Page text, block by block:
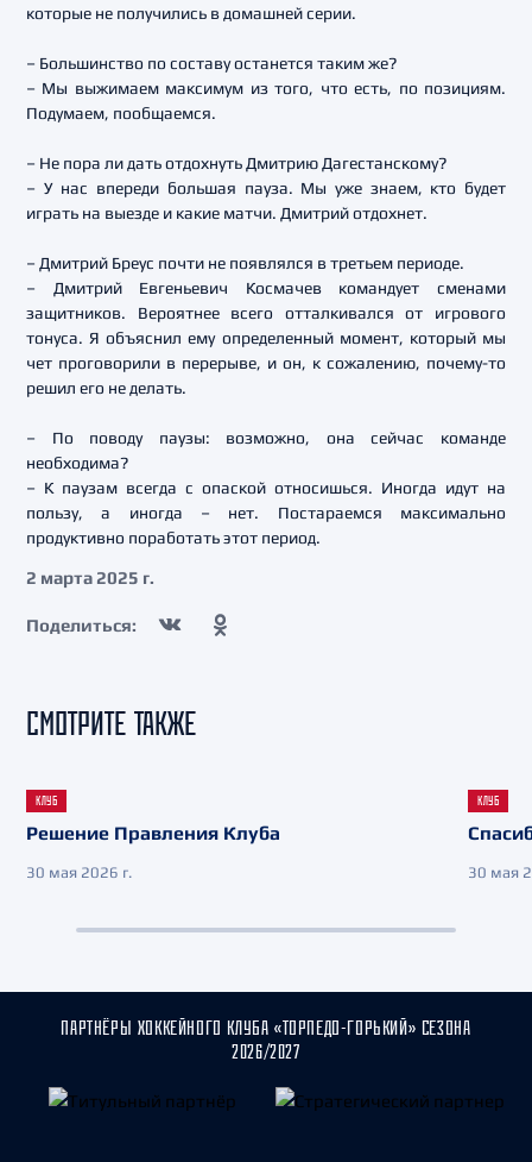
которые не получились в домашней серии.
– Большинство по составу останется таким же?
– Мы выжимаем максимум из того, что есть, по позициям.
Подумаем, пообщаемся.
– Не пора ли дать отдохнуть Дмитрию Дагестанскому?
– У нас впереди большая пауза. Мы уже знаем, кто будет
играть на выезде и какие матчи. Дмитрий отдохнет.
– Дмитрий Бреус почти не появлялся в третьем периоде.
– Дмитрий Евгеньевич Космачев командует сменами
защитников. Вероятнее всего отталкивался от игрового
тонуса. Я объяснил ему определенный момент, который мы
чет проговорили в перерыве, и он, к сожалению, почему-то
решил его не делать.
– По поводу паузы: возможно, она сейчас команде
необходима?
– К паузам всегда с опаской относишься. Иногда идут на
пользу, а иногда – нет. Постараемся максимально
продуктивно поработать этот период.
2 марта 2025 г.
Поделиться:
СМОТРИТЕ ТАКЖЕ
КЛУБ
Решение Правления Клуба
30 мая 2026 г.
КЛУБ
30 мая
ПАРТНЁРЫ ХОККЕЙНОГО КЛУБА «ТОРПЕДО-ГОРЬКИЙ» СЕЗОНА
2026/2027